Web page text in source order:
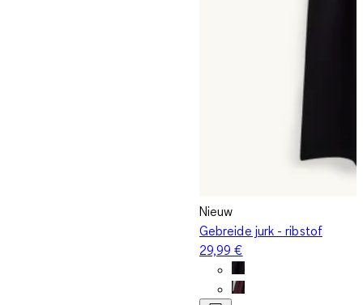
Nieuw
Gebreide jurk - ribstof
29,99 €